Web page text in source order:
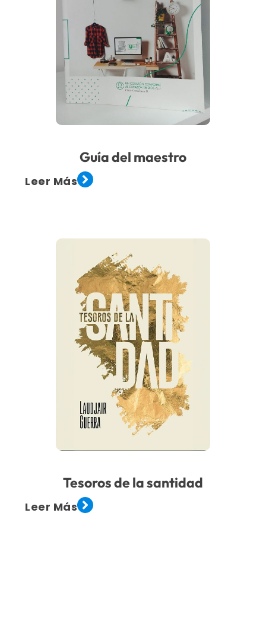
Guía del maestro
Leer Más
Tesoros de la santidad
Leer Más